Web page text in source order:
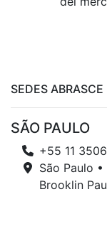
SEDES ABRASCE
SÃO PAULO
+55 11
São Paulo
Brooklin